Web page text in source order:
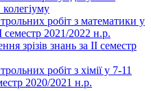
колегіуму
робіт з математики у
семестр 2021/2022 н.р.
зрізів знань за ІІ семестр
робіт з хімії у 7-11
2020/2021 н.р.